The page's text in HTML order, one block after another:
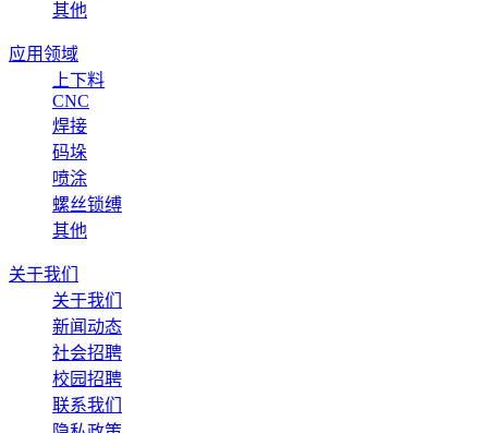
其他
应用领域
上下料
CNC
焊接
码垛
喷涂
螺丝锁缚
其他
关于我们
关于我们
新闻动态
社会招聘
校园招聘
联系我们